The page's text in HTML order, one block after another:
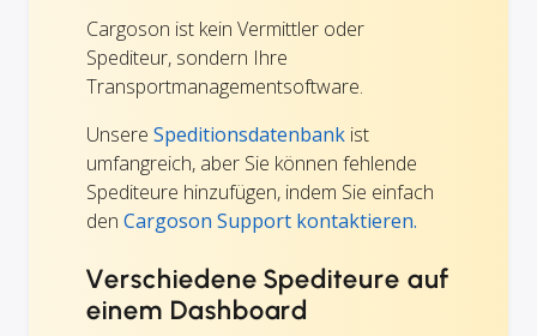
Cargoson ist kein Vermittler oder
Spediteur, sondern Ihre
Transportmanagementsoftware.
Unsere Speditionsdatenbank ist
umfangreich, aber Sie können fehlende
Spediteure hinzufügen, indem Sie einfach
den Cargoson Support kontaktieren.
Verschiedene Spediteure auf
einem Dashboard